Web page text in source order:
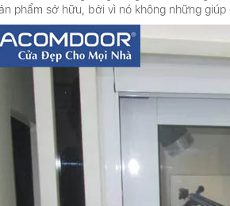
phẩm sở hữu, bởi vì nó không những